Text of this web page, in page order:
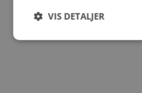
VIS DETALJER